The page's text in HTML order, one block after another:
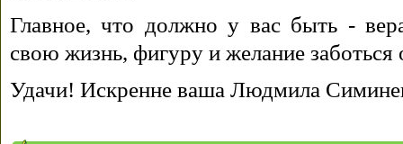
Главное, что должно у вас быть -
свою жизнь, фигуру и желание заботься
Удачи! Искренне ваша Людмила